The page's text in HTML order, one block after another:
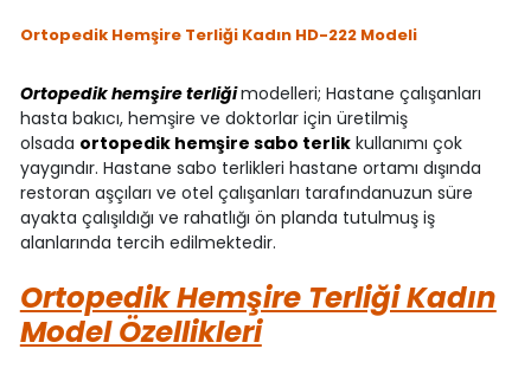
Ortopedik Hemşire Terliği Kadın HD-222 Modeli
Ortopedik hemşire terliğimodelleri; Hastane çalışanları
hasta bakıcı, hemşire ve doktorlar için üretilmiş
olsada ortopedik hemşire sabo terlikkullanımı çok
yaygındır. Hastane sabo terlikleri hastane ortamı dışında
restoran aşçıları ve otel çalışanları tarafındanuzun süre
ayakta çalışıldığı ve rahatlığı ön planda tutulmuş iş
alanlarında tercih edilmektedir.
Ortopedik Hemşire Terliği Kadın
Model Özellikleri